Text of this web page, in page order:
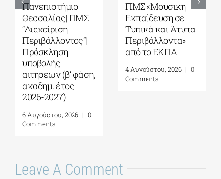
5ο Διεθνές Θερινό
Σχολείο Καβάλας
από το Αnatolia
American
University|
Γεωπολιτική,
Συμφιλίωση και
Σχέσεις Καλής
Γειτονίας στην
Μεσόγειο| 24 – 28
Αυγούστου 2026
Πανεπιστήμιο
Αιγαίου| Τμήμα
Ωκεανογραφίας
και Θαλασσίων
Βιοεπιστημών|
Μεταπτυχιακών
Σπουδών (ΠΜΣ)